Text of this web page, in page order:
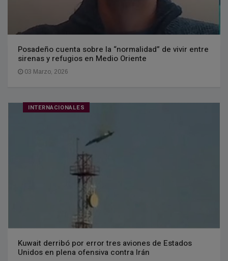
Posadeño cuenta sobre la “normalidad” de vivir entre
sirenas y refugios en Medio Oriente
03 Marzo, 2026
INTERNACIONALES
Kuwait derribó por error tres aviones de Estados
Unidos en plena ofensiva contra Irán